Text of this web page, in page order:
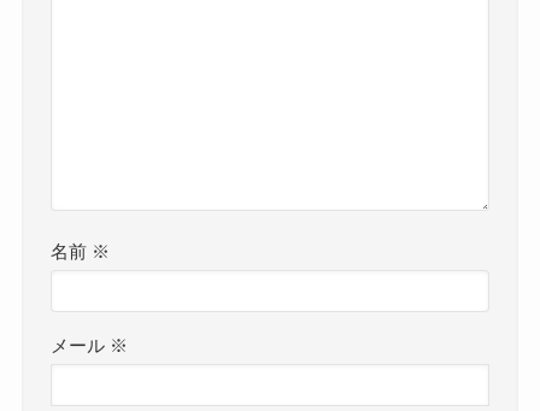
名前 ※
メール ※